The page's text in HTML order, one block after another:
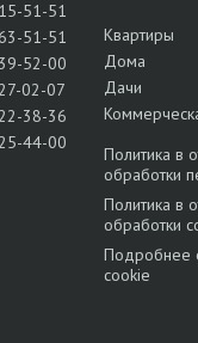
51-51
51-51
52-00
02-07
38-36
44-00
Квартиры
Дома
Дачи
Политика в
обработки
Политика в
обработки
Подробнее
cookie